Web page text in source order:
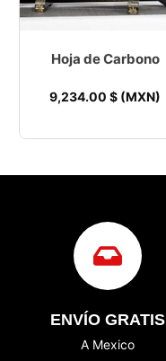
Hoja de Carbono
9,234.00 $ (MXN)
ENVÍO GRATIS
A Mexico